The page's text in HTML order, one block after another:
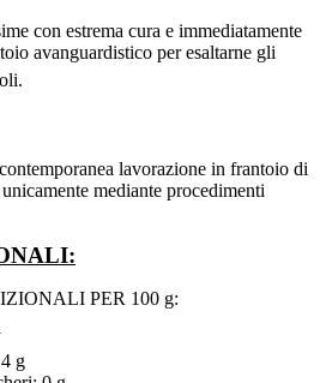
con estrema cura e immediatamente
avanguardistico per esaltarne gli
lavorazione in frantoio di
mediante procedimenti
PER 100 g:
g